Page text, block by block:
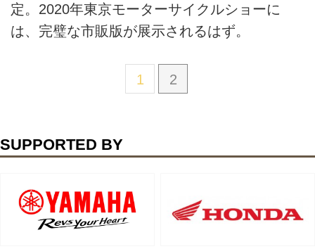
定。2020年東京モーターサイクルショーに
は、完璧な市販版が展示されるはず。
1 2
SUPPORTED BY